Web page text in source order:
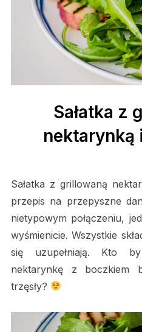
Sałatka z
nektarynką
Sałatka z grillowaną
przepis na przepyszne
nietypowym połączeniu,
wyśmienicie. Wszystkie
się uzupełniają. Kto
nektarynkę z boczkiem
trzęsły?